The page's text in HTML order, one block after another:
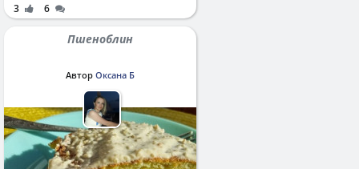
3 6
Пшеноблин
Автор Оксана Б